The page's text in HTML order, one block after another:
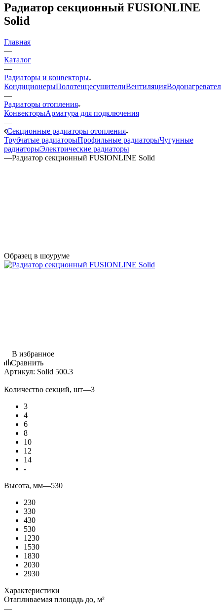
Радиатор секционный FUSIONLINE
Solid
Главная
—
Каталог
—
Радиаторы и конвекторы
КондиционерыПолотенцесушителиВентиляция
—
Радиаторы отопления
КонвекторыАрматура для подключения
—
Секционные радиаторы отопления
Трубчатые радиаторыПрофильные радиаторыЧугунные
радиаторыЭлектрические радиаторы
—Радиатор секционный FUSIONLINE Solid
Образец в шоуруме
В избранное
Сравнить
Артикул: Solid 500.3
Количество секций, шт—3
3
4
6
8
10
12
14
-
Высота, мм—530
230
330
430
530
1230
1530
1830
2030
2930
Характеристики
Отапливаемая площадь до, м²
—